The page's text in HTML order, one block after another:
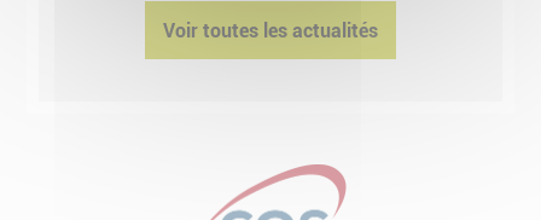
Voir toutes les actualités